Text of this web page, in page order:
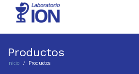
Productos
Inicio / Productos